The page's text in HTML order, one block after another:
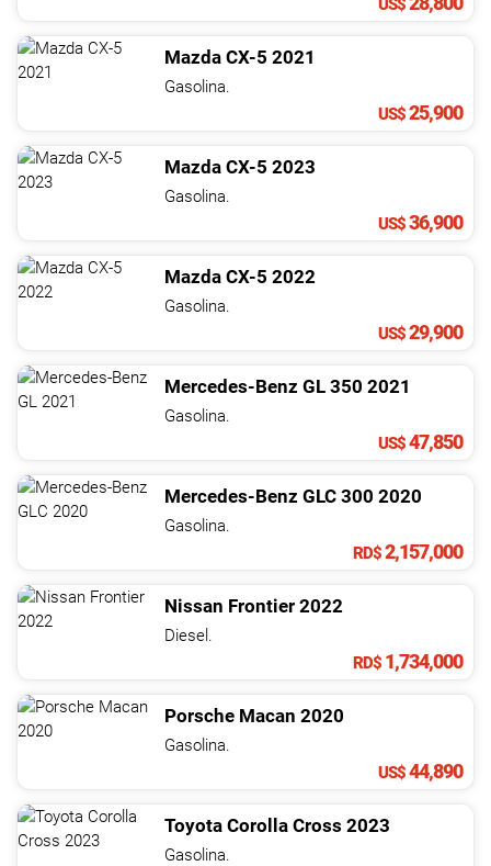
US$
Mazda CX-5 2021
Gasolina.
US$25,900
Mazda CX-5 2023
Gasolina.
US$36,900
Mazda CX-5 2022
Gasolina.
US$29,900
Mercedes-Benz GL 350 2021
Gasolina.
US$47,850
Mercedes-Benz GLC 300 2020
Gasolina.
RD$2,157,000
Nissan Frontier 2022
Diesel.
RD$ 1,734,000
Porsche Macan 2020
Gasolina.
US$44,890
Toyota Corolla Cross 2023
Gasolina.